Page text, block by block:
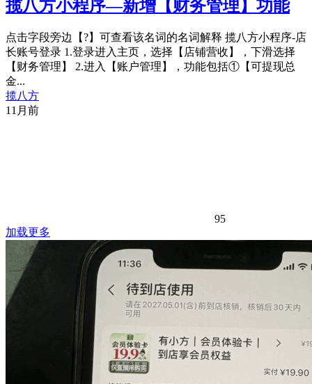
揽八方小程序—新增【财务管理】功能
点击字段旁边【?】可查看该名词的名词解释 揽八方小程序-店
长账号登录 1.登录进入主页，选择【店铺营收】，下滑选择
【财务管理】 2.进入【账户管理】，功能包括①【可提现总
金...
揽八方
11月前
95
加载更多